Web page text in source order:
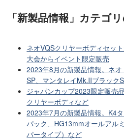
「新製品情報」カテゴリ
ネオVQSクリヤーボディセッ
大会からイベント限定販売
2023年8月の新製品情報。ネ
SP、マンタレイMk.IIブラック
ジャパンカップ2023限定販売
クリヤーボディなど
2023年7月の新製品情報。K4
パック、HG13mmオールアル
パータイプ）など